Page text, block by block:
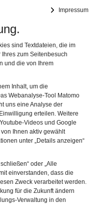
Impressum
sind Textdateien, die im
zum Seitenbesuch
und die von Ihrem
Inhalt, um die
Webanalyse-Tool Matomo
uns eine Analyse der
erteilen. Weitere
Videos und Google
Ihnen aktiv gewählt
unter „Details anzeigen“
oder „Alle
einverstanden, dass die
Zweck verarbeitet werden.
für die Zukunft ändern
Verwaltung in den
aus
in Lohr - Die
im Spessart
Ausstellung vom
Eine
des Bezirk